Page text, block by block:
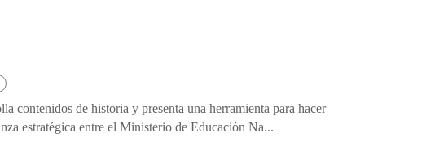
contenidos de historia y presenta una herramienta para hacer
estratégica entre el Ministerio de Educación Na...